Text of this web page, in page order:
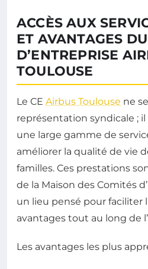
ACCÈS AUX
ET AVANTAGES
D’ENTREPRISE
TOULOUSE
Le CE Airbus Toulouse ne
représentation syndicale ;
une large gamme de
améliorer la qualité de vie
familles. Ces prestations
de la Maison des Comités
un lieu pensé pour faciliter
avantages tout au long de
Les avantages les plus